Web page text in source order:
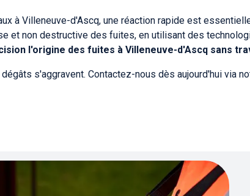
à Villeneuve-d'Ascq, une réaction rapide est
et non destructive des fuites, en utilisant des
l'origine des fuites à Villeneuve-d'Ascq sans
s'aggravent. Contactez-nous dès aujourd'hui via